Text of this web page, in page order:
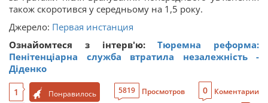
також скоротився у середньому на 1,5 року.
Джерело: Первая инстанция
Ознайомтеся з інтерв'ю:Тюремна реформа:
Пенітенціарна служба втратила незалежність -
Діденко
1 Понравилось 5819 Просмотров 0 Коментарии